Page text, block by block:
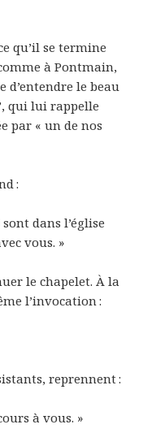
qu’il se termine
à Pontmain,
d’entendre le beau
qui lui rappelle
par « un de nos
:
dans l’église
vous. »
le chapelet. À la
l’invocation :
reprennent :
à vous. »